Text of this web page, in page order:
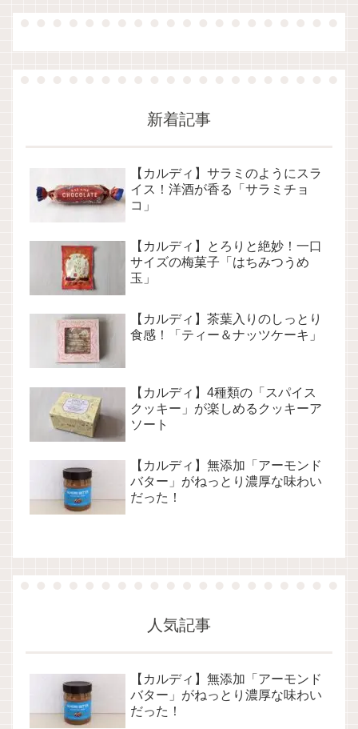
新着記事
【カルディ】サラミのようにスラ
イス！洋酒が香る「サラミチョ
コ」
【カルディ】とろりと絶妙！一口
サイズの梅菓子「はちみつうめ
玉」
【カルディ】茶葉入りのしっとり
食感！「ティー＆ナッツケーキ」
【カルディ】4種類の「スパイス
クッキー」が楽しめるクッキーア
ソート
【カルディ】無添加「アーモンド
バター」がねっとり濃厚な味わい
だった！
人気記事
【カルディ】無添加「アーモンド
バター」がねっとり濃厚な味わい
だった！